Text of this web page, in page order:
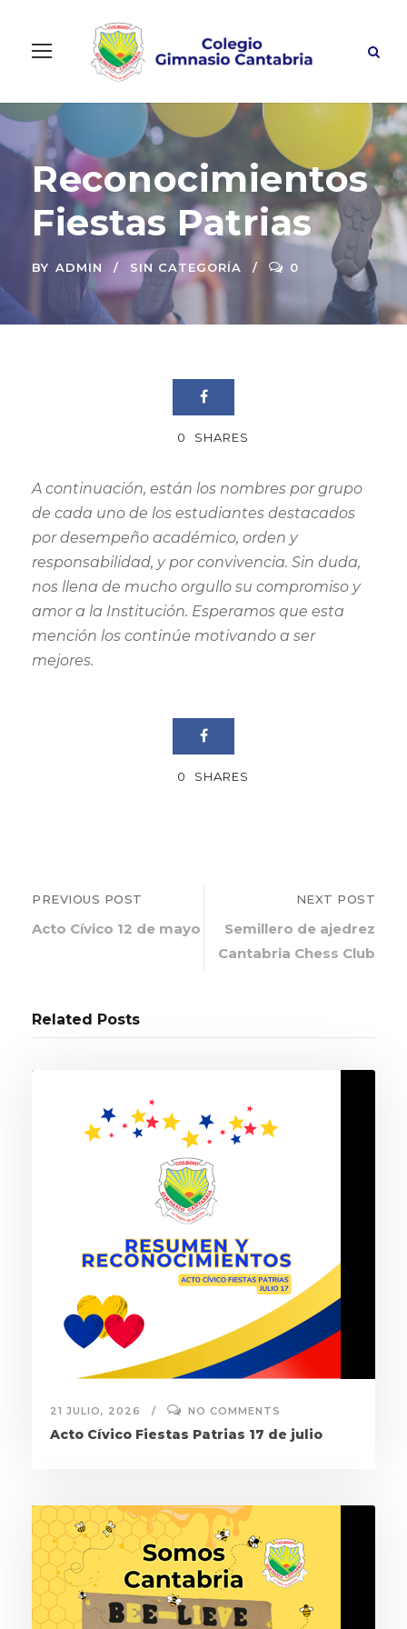
Reconocimientos
Fiestas Patrias
BY ADMIN SIN CATEGORÍA 0
0 SHARES
A continuación, están los nombres por grupo
de cada uno de los estudiantes destacados
por desempeño académico, orden y
responsabilidad, y por convivencia. Sin duda,
nos llena de mucho orgullo su compromiso y
amor a la Institución. Esperamos que esta
mención los continúe motivando a ser
mejores.
0 SHARES
PREVIOUS POST
Acto Cívico 12 de mayo
NEXT POST
Semillero de ajedrez
Cantabria Chess Club
Related Posts
21 JULIO, 2026 NO COMMENTS
Acto Cívico Fiestas Patrias 17 de julio